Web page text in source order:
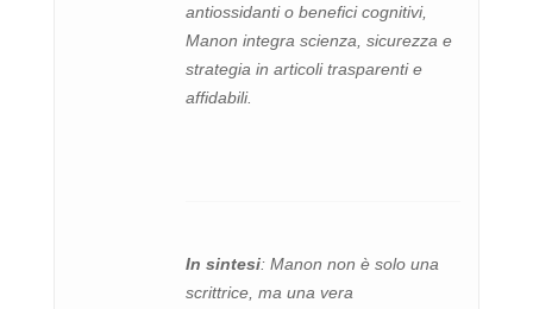
antiossidanti o benefici cognitivi,
Manon integra scienza, sicurezza e
strategia in articoli trasparenti e
affidabili.
In sintesi: Manon non è solo una
scrittrice, ma una vera